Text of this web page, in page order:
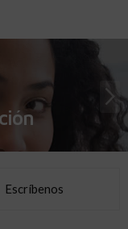
Escríbenos